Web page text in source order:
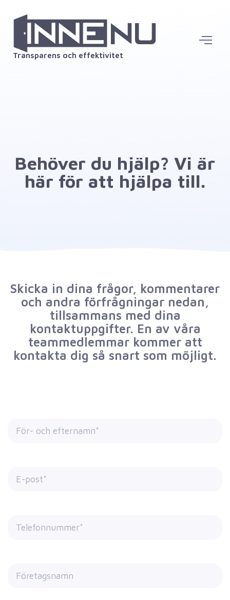
Transparens och effektivitet
Behöver du hjälp? Vi är
här för att hjälpa till.
Skicka in dina frågor, kommentarer
och andra förfrågningar nedan,
tillsammans med dina
kontaktuppgifter. En av våra
teammedlemmar kommer att
kontakta dig så snart som möjligt.